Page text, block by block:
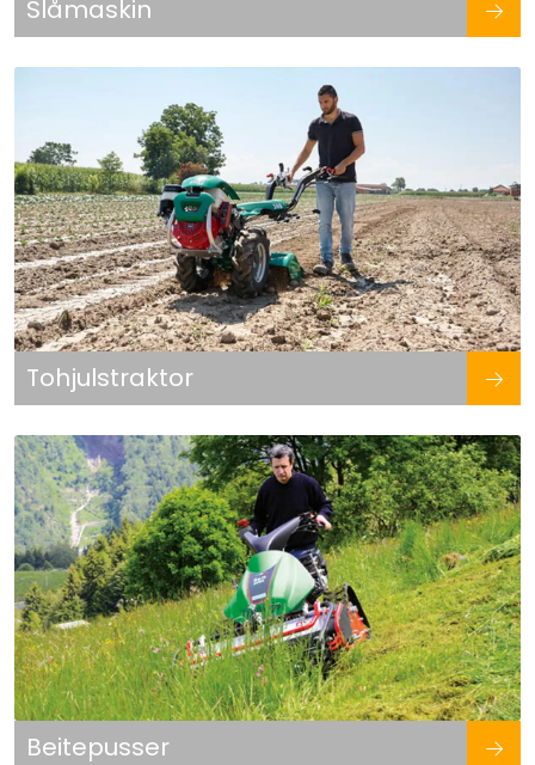
Slåmaskin
Tohjulstraktor
Beitepusser
Reservedeler
Slåmaskin
Motorsag
Ryggsprøyte
Elektriske Maskiner
Kataloger